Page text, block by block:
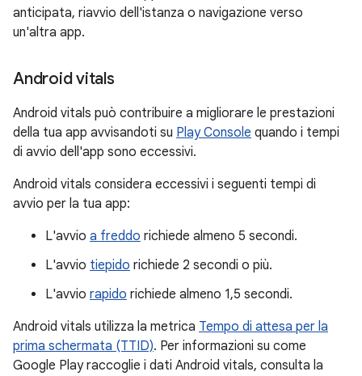
anticipata, riavvio dell'istanza o navigazione verso
un'altra app.
Android vitals
Android vitals può contribuire a migliorare le prestazioni
della tua app avvisandoti su Play Console quando i tempi
di avvio dell'app sono eccessivi.
Android vitals considera eccessivi i seguenti tempi di
avvio per la tua app:
L'avvio a freddo richiede almeno 5 secondi.
L'avvio tiepido richiede 2 secondi o più.
L'avvio rapido richiede almeno 1,5 secondi.
Android vitals utilizza la metrica Tempo di attesa per la
prima schermata (TTID). Per informazioni su come
Google Play raccoglie i dati Android vitals, consulta la